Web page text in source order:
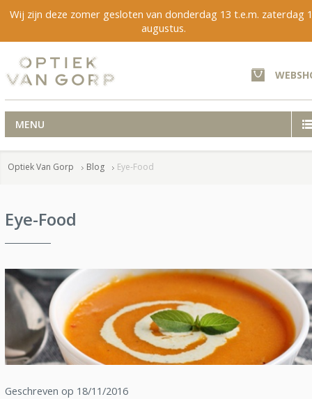
Wij zijn deze zomer gesloten van donderdag 13 t.e.m. zaterdag
augustus.
MENU
Optiek Van Gorp Blog Eye-Food
Eye-Food
Geschreven op 18/11/2016